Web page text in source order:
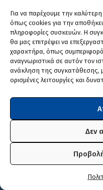
Για να παρέχουμε την καλύτερη
όπως cookies για την
πληροφορίες συσκευών. Η
θα μας επιτρέψει να
χαρακτήρα, όπως
αναγνωριστικά σε αυτόν τον
ανάκληση της συγκατάθεσης,
ορισμένες λειτουργίες και
Δεν
Ο καιρός στη
Σφάλμα.